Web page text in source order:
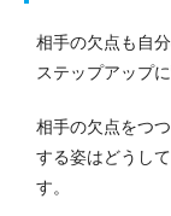
相手の欠点も自
ステップアップ
相手の欠点をつ
する姿はどうして
す。